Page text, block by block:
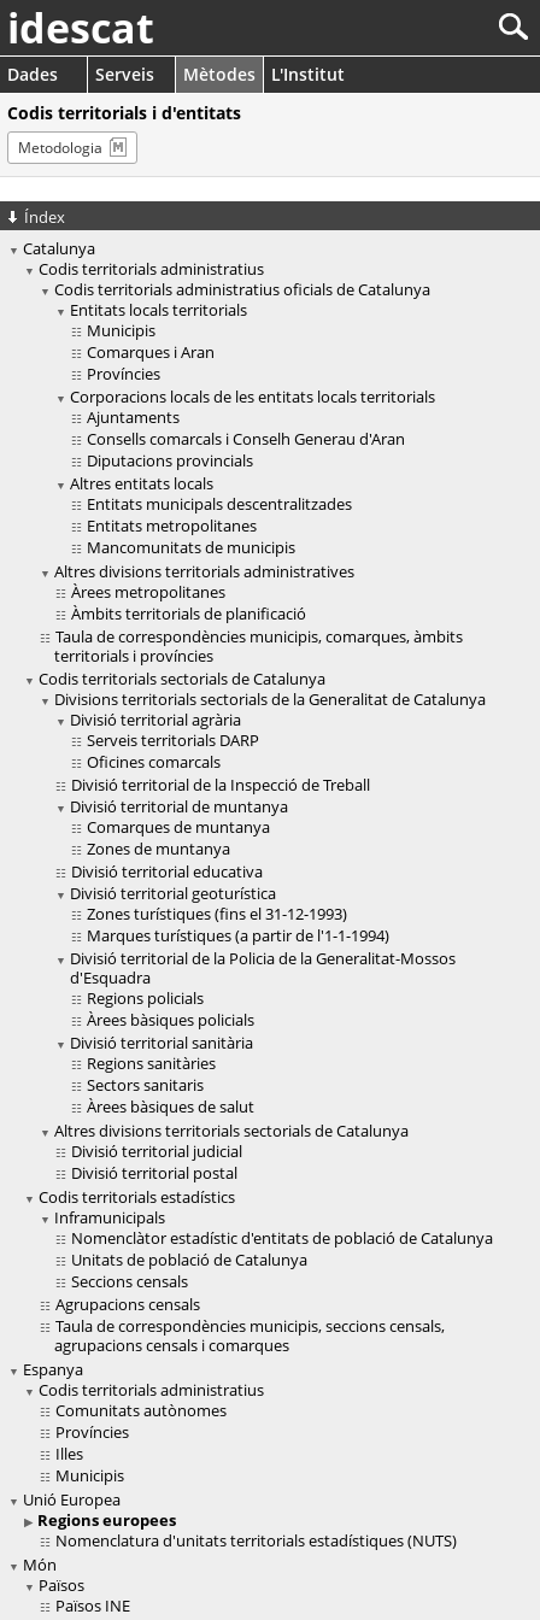
idescat
Dades Serveis Mètodes
L'Institut
Codis territorials i d'entitats
Metodologia
Índex
Catalunya
Codis territorials administratius
Codis territorials administratius oficials de Catalunya
Entitats locals territorials
Municipis
Comarques i Aran
Províncies
Corporacions locals de les entitats locals territorials
Ajuntaments
Consells comarcals i Conselh Generau d'Aran
Diputacions provincials
Altres entitats locals
Entitats municipals descentralitzades
Entitats metropolitanes
Mancomunitats de municipis
Altres divisions territorials administratives
Àrees metropolitanes
Àmbits territorials de planificació
Taula de correspondències municipis, comarques, àmbits
territorials i províncies
Codis territorials sectorials de Catalunya
Divisions territorials sectorials de la Generalitat de Catalunya
Divisió territorial agrària
Serveis territorials DARP
Oficines comarcals
Divisió territorial de la Inspecció de Treball
Divisió territorial de muntanya
Comarques de muntanya
Zones de muntanya
Divisió territorial educativa
Divisió territorial geoturística
Zones turístiques (fins el 31-12-1993)
Marques turístiques (a partir de l'1-1-1994)
Divisió territorial de la Policia de la Generalitat-Mossos
d'Esquadra
Regions policials
Àrees bàsiques policials
Divisió territorial sanitària
Regions sanitàries
Sectors sanitaris
Àrees bàsiques de salut
Altres divisions territorials sectorials de Catalunya
Divisió territorial judicial
Divisió territorial postal
Codis territorials estadístics
Inframunicipals
Nomenclàtor estadístic d'entitats de població de Catalunya
Unitats de població de Catalunya
Seccions censals
Agrupacions censals
Taula de correspondències municipis, seccions censals,
agrupacions censals i comarques
Espanya
Codis territorials administratius
Comunitats autònomes
Províncies
Illes
Municipis
Unió Europea
Regions europees
Nomenclatura d'unitats territorials estadístiques (NUTS)
Món
Països
Països INE